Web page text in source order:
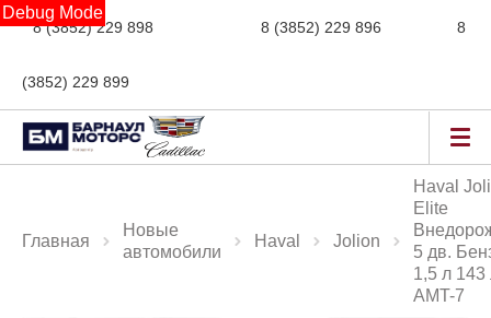
Debug Mode
8 (3852) 229 898 8 (3852) 229 896 8
(3852) 229 899
Главная
Новые
автомобили
Haval Jolion
Haval
Elite
5 дв.
1,5 л 143
AMT-7